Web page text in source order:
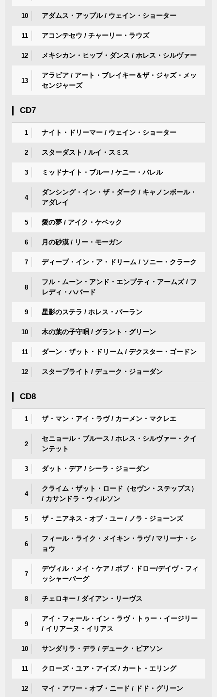
10 アダムス・アップル / ウェイン・ショーター
11 アコンテセウ / チャーリー・ラウズ
12 メキシカン・ヒップ・ダンス / ホレス・シルヴァー
13
アラビア / アート・ブレイキー＆ザ・ジャズ・メッ
センジャーズ
CD7
1 ナイト・ドリーマー / ウェイン・ショーター
2 スターダスト / ルイ・スミス
3 ミッドナイト・ブルー / ケニー・バレル
4
ダンシング・イン・ザ・ダーク / キャノンボール・
アダレイ
5 愛の夢 / アイク・ケベック
6 月の砂漠 / リー・モーガン
7 ディープ・イン・ア・ドリーム / ソニー・クラーク
8
フル・ムーン・アンド・エンプティ・アームズ / フ
レディ・ハバード
9 星影のステラ / ホレス・パーラン
10 木の葉の子守唄 / グラント・グリーン
11 ダーン・ザット・ドリーム / デクスター・ゴードン
12 スターブライト / デューク・ジョーダン
CD8
1 ザ・マン・アイ・ラヴ / カーメン・マクレエ
2
セニョール・ブルース / ホレス・シルヴァー・クイ
ンテット
3 ダット・デア / シーラ・ジョーダン
4
クライム・ザット・ロード（セヴン・ステップス）
/ カサンドラ・ウィルソン
5 ザ・ニアネス・オブ・ユー / ノラ・ジョーンズ
6
フィール・ライク・メイキン・ラヴ / マリーナ・シ
ョウ
7
デヴィル・メイ・ケア / ボブ・ドロー/デイヴ・フィ
ッシャーバーグ
8 チェロキー / ダイアン・リーヴス
9
アイ・フォール・イン・ラヴ・トゥー・イージリー
/ イリアーヌ・イリアス
10 サンダリラ・デラ / デューク・ピアソン
11 クローズ・ユア・アイズ / カート・エリング
12 マイ・アワー・オブ・ニード / ドド・グリーン